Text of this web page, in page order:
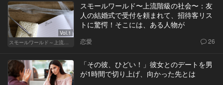
Vol.1
スモールワールド～上流階級の社会～
スモールワールド〜上流階級の社会〜：友
人の結婚式で受付を頼まれて、招待客リス
トに驚愕！そこには、ある人物が
恋愛 26
「その彼、ひどい！」彼女とのデートを男
が1時間で切り上げ、向かった先とは